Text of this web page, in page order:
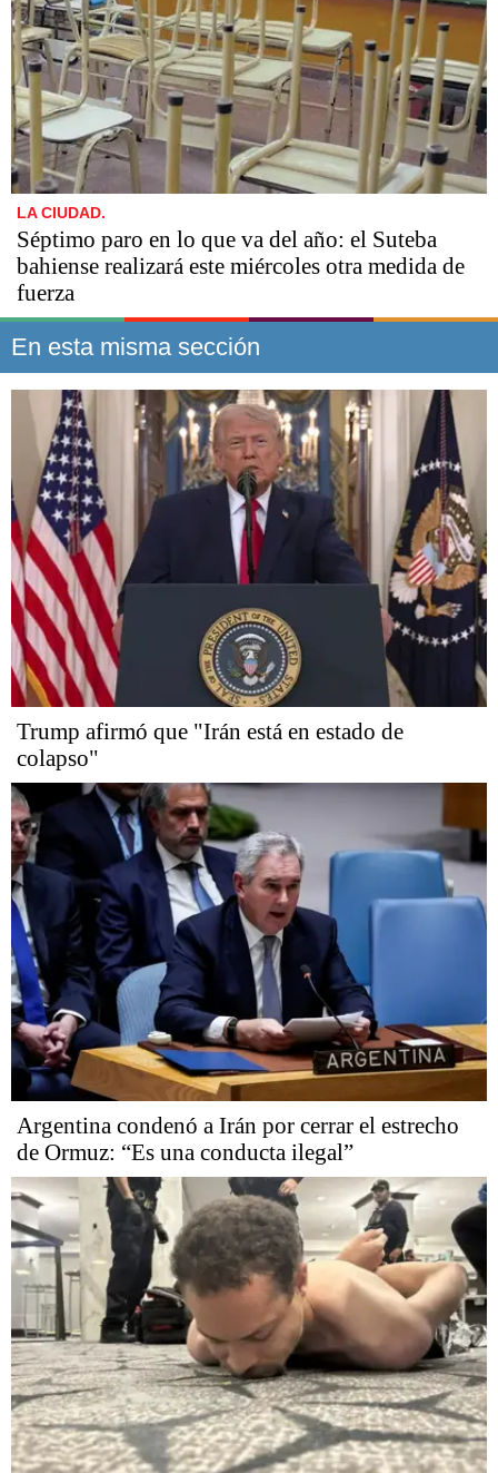
LA CIUDAD.
Séptimo paro en lo que va del año: el Suteba
bahiense realizará este miércoles otra medida de
fuerza
En esta misma sección
Trump afirmó que "Irán está en estado de
colapso"
Argentina condenó a Irán por cerrar el estrecho
de Ormuz: “Es una conducta ilegal”